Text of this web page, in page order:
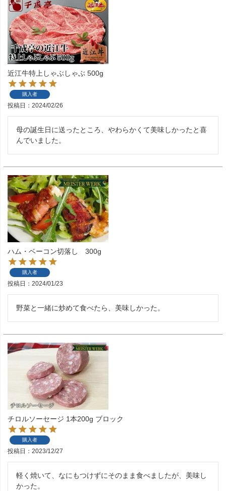
近江牛特上しゃぶしゃぶ 500g
購入者
投稿日 2024/02/26
母の誕生日に送ったところ、やわらかくて美味しかったと喜
んでいました。
ハム・ベーコン切落し 300g
購入者
投稿日 2024/01/23
野菜と一緒に炒めて食べたら、美味しかった。
チロルソーセージ 1本200g ブロック
購入者
投稿日 2023/12/27
軽く焼いて、なにもつけずにそのまま食べましたが、美味し
かった。